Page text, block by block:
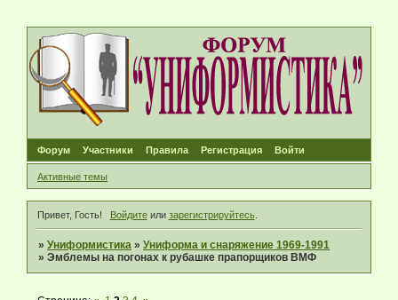
Форум Участники Правила Регистрация Войти
Активные темы
Привет, Гость! Войдитеили зарегистрируйтесь.
»Униформистика »Униформа и снаряжение 1969-1991
»Эмблемы на погонах к рубашке прапорщиков ВМФ